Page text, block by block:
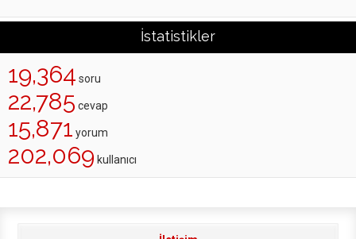
İstatistikler
19,364 soru
22,785 cevap
15,871 yorum
202,069 kullanıcı